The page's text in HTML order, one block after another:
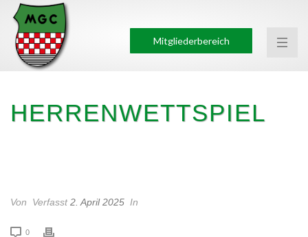
Mitgliederbereich
HERRENWETTSPIEL
Von Verfasst2. April 2025 In
0